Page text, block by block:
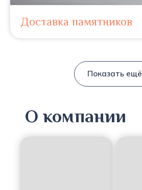
Доставка памятников
Показать ещё
О компании